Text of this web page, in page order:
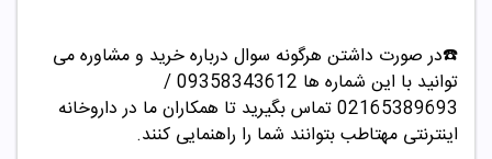
☎️در صورت داشتن هرگونه سوال درباره خرید و مشاوره می
توانید با این شماره ها 09358343612 /
02165389693تماس بگیرید تا همکاران ما در داروخانه
اینترنتی مهتاطب بتوانند شما را راهنمایی کنند.